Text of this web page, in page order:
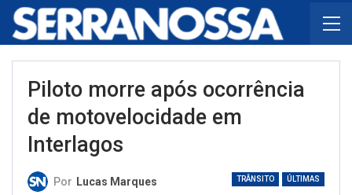
Piloto morre após ocorrência
de motovelocidade em
Interlagos
TRÂNSITO ÚLTIMAS
Por Lucas Marques